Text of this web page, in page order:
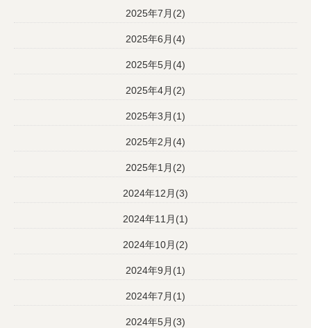
2025年7月(2)
2025年6月(4)
2025年5月(4)
2025年4月(2)
2025年3月(1)
2025年2月(4)
2025年1月(2)
2024年12月(3)
2024年11月(1)
2024年10月(2)
2024年9月(1)
2024年7月(1)
2024年5月(3)